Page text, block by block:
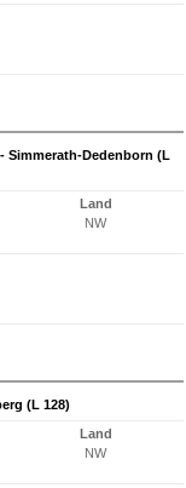
Simmerath-Dedenborn (L
Land
NW
(L 128)
Land
NW